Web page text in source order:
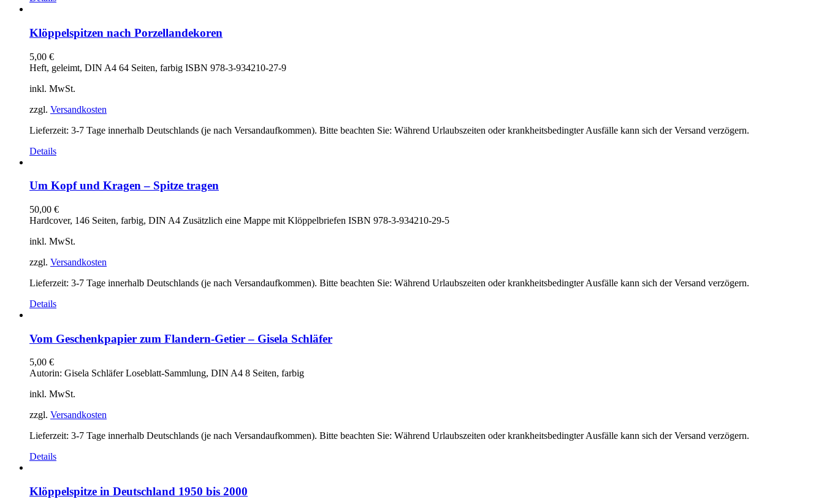
Klöppelspitzen nach Porzellandekoren
5,00 €
Heft, geleimt, DIN A4 64 Seiten, farbig ISBN 978-3-934210-27-9
inkl. MwSt.
zzgl. Versandkosten
Lieferzeit: 3-7 Tage innerhalb Deutschlands (je nach Versandaufkommen). Bitte beachten Sie: Während Urlaubszeiten oder krankheitsbedingter Ausfälle kann sich der Versand verzögern.
Details
Um Kopf und Kragen – Spitze tragen
50,00 €
Hardcover, 146 Seiten, farbig, DIN A4 Zusätzlich eine Mappe mit Klöppelbriefen ISBN 978-3-934210-29-5
inkl. MwSt.
zzgl. Versandkosten
Lieferzeit: 3-7 Tage innerhalb Deutschlands (je nach Versandaufkommen). Bitte beachten Sie: Während Urlaubszeiten oder krankheitsbedingter Ausfälle kann sich der Versand verzögern.
Details
Vom Geschenkpapier zum Flandern-Getier – Gisela Schläfer
5,00 €
Autorin: Gisela Schläfer Loseblatt-Sammlung, DIN A4 8 Seiten, farbig
inkl. MwSt.
zzgl. Versandkosten
Lieferzeit: 3-7 Tage innerhalb Deutschlands (je nach Versandaufkommen). Bitte beachten Sie: Während Urlaubszeiten oder krankheitsbedingter Ausfälle kann sich der Versand verzögern.
Details
Klöppelspitze in Deutschland 1950 bis 2000